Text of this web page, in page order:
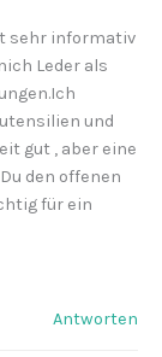
sehr informativ
Leder als
und
gut , aber eine
den offenen
für ein
Antworten